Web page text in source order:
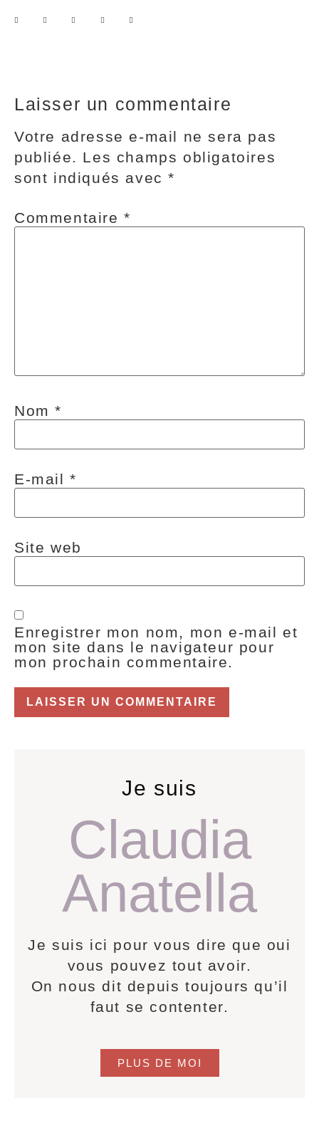
Laisser un commentaire
Votre adresse e-mail ne sera pas
publiée. Les champs obligatoires
sont indiqués avec*
Commentaire*
Nom*
E-mail*
Site web
Enregistrer mon nom, mon e-mail et
mon site dans le navigateur pour
mon prochain commentaire.
Je suis
Claudia
Anatella
Je suis ici pour vous dire que oui
vous pouvez tout avoir.
On nous dit depuis toujours qu’il
faut se contenter.
PLUS DE MOI